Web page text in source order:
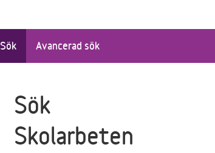
Sök Avancerad sök
Sök
Skolarbeten